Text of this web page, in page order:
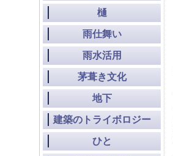
樋
雨仕舞い
雨水活用
茅葺き文化
地下
建築のトライボロジー
ひと